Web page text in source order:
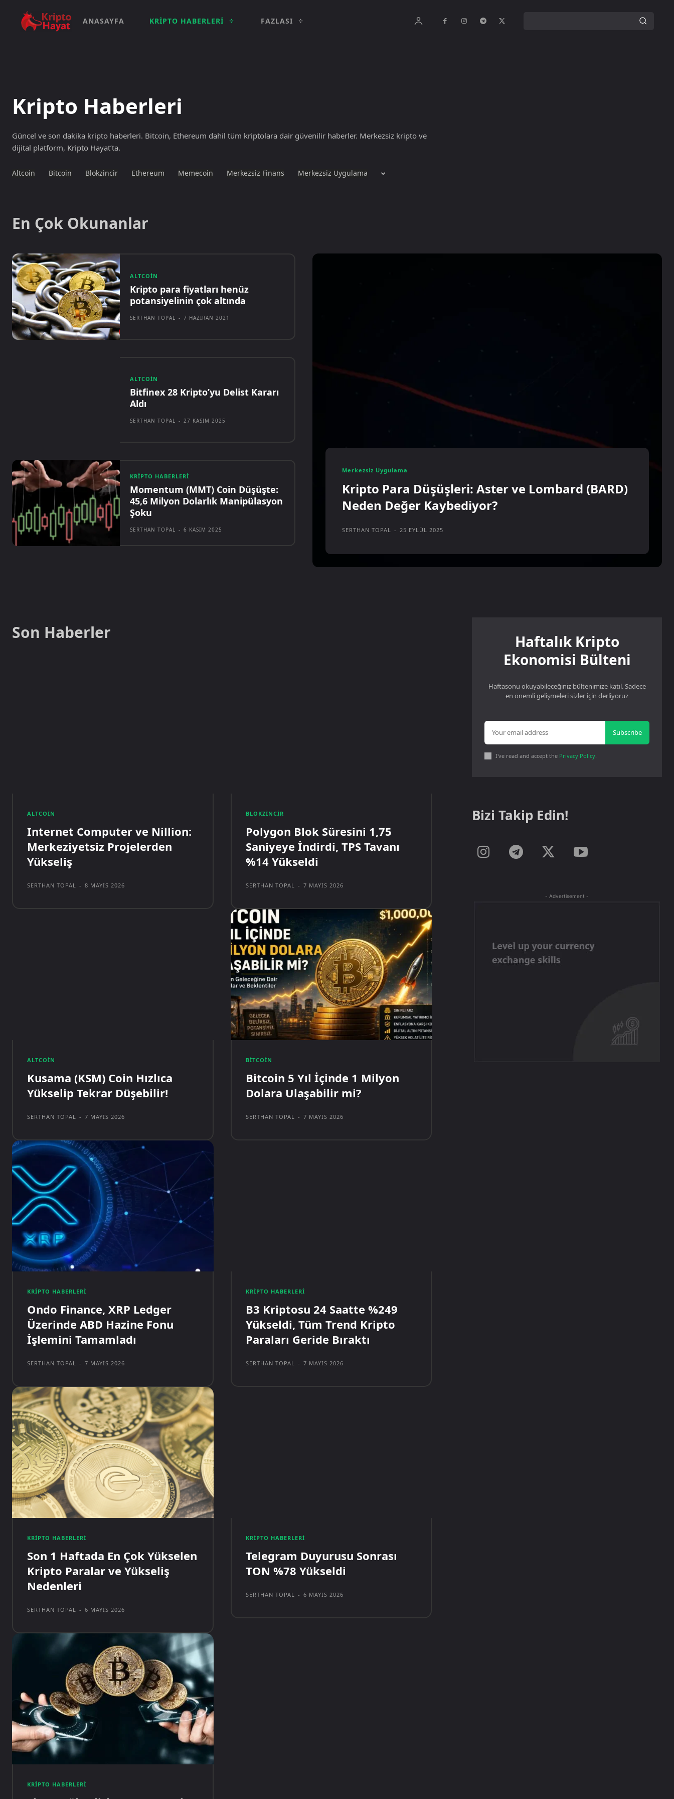
ANASAYFA KRIPTO HABERLERI FAZLASI
Kripto Haberleri
Güncel ve son dakika kripto haberleri. Bitcoin, Ethereum dahil tüm kriptolara dair güvenilir haberler. Merkezsiz kripto ve
dijital platform, Kripto Hayat’ta.
Altcoin Bitcoin Blokzincir Ethereum Memecoin Merkezsiz Finans Merkezsiz Uygulama
En Çok Okunanlar
ALTCOIN
Kripto para fiyatları henüz
potansiyelinin çok altında
SERTHAN TOPAL - 7 HAZIRAN 2021
ALTCOIN
Bitfinex 28 Kripto’yu Delist Kararı
Aldı
SERTHAN TOPAL - 27 KASIM 2025
KRIPTO HABERLERI
Momentum (MMT) Coin Düşüşte:
45,6 Milyon Dolarlık Manipülasyon
Şoku
SERTHAN TOPAL - 6 KASIM 2025
Merkezsiz Uygulama
Kripto Para Düşüşleri: Aster ve Lombard (BARD)
Neden Değer Kaybediyor?
SERTHAN TOPAL - 25 EYLÜL 2025
Son Haberler
ALTCOIN
Internet Computer ve Nillion:
Merkeziyetsiz Projelerden
Yükseliş
SERTHAN TOPAL - 8 MAYIS 2026
BLOKZINCIR
Polygon Blok Süresini 1,75
Saniyeye İndirdi, TPS Tavanı
%14 Yükseldi
SERTHAN TOPAL - 7 MAYIS 2026
ALTCOIN
Kusama (KSM) Coin Hızlıca
Yükselip Tekrar Düşebilir!
SERTHAN TOPAL - 7 MAYIS 2026
BITCOIN
Bitcoin 5 Yıl İçinde 1 Milyon
Dolara Ulaşabilir mi?
SERTHAN TOPAL - 7 MAYIS 2026
KRIPTO HABERLERI
Ondo Finance, XRP Ledger
Üzerinde ABD Hazine Fonu
İşlemini Tamamladı
SERTHAN TOPAL - 7 MAYIS 2026
KRIPTO HABERLERI
B3 Kriptosu 24 Saatte %249
Yükseldi, Tüm Trend Kripto
Paraları Geride Bıraktı
SERTHAN TOPAL - 7 MAYIS 2026
KRIPTO HABERLERI
Son 1 Haftada En Çok Yükselen
Kripto Paralar ve Yükseliş
Nedenleri
SERTHAN TOPAL - 6 MAYIS 2026
KRIPTO HABERLERI
Telegram Duyurusu Sonrası
TON %78 Yükseldi
SERTHAN TOPAL - 6 MAYIS 2026
KRIPTO HABERLERI
Haftalık Kripto
Ekonomisi Bülteni
Haftasonu okuyabileceğiniz bültenimize katıl. Sadece
en önemli gelişmeleri sizler için derliyoruz
Subscribe
I've read and accept the Privacy Policy.
Bizi Takip Edin!
- Advertisement -